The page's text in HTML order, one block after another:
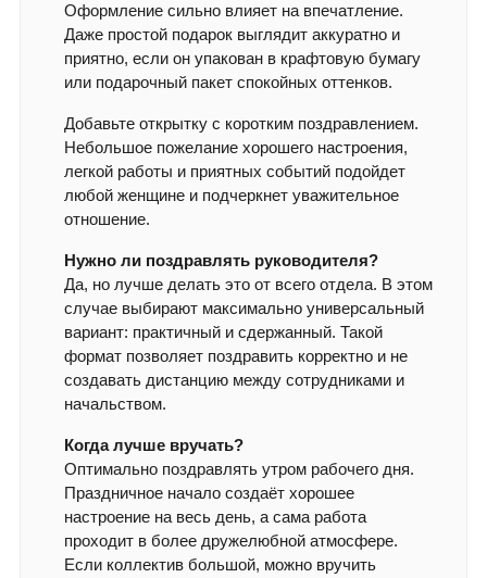
Оформление сильно влияет на впечатление.
Даже простой подарок выглядит аккуратно и
приятно, если он упакован в крафтовую бумагу
или подарочный пакет спокойных оттенков.
Добавьте открытку с коротким поздравлением.
Небольшое пожелание хорошего настроения,
легкой работы и приятных событий подойдет
любой женщине и подчеркнет уважительное
отношение.
Нужно ли поздравлять руководителя?
Да, но лучше делать это от всего отдела. В этом
случае выбирают максимально универсальный
вариант: практичный и сдержанный. Такой
формат позволяет поздравить корректно и не
создавать дистанцию между сотрудниками и
начальством.
Когда лучше вручать?
Оптимально поздравлять утром рабочего дня.
Праздничное начало создаёт хорошее
настроение на весь день, а сама работа
проходит в более дружелюбной атмосфере.
Если коллектив большой, можно вручить